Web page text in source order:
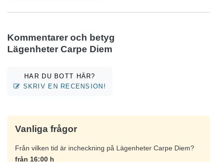
Kommentarer och betyg
Lägenheter Carpe Diem
HAR DU BOTT HÄR?
SKRIV EN RECENSION!
Vanliga frågor
Från vilken tid är incheckning på Lägenheter Carpe Diem?
från 16:00 h